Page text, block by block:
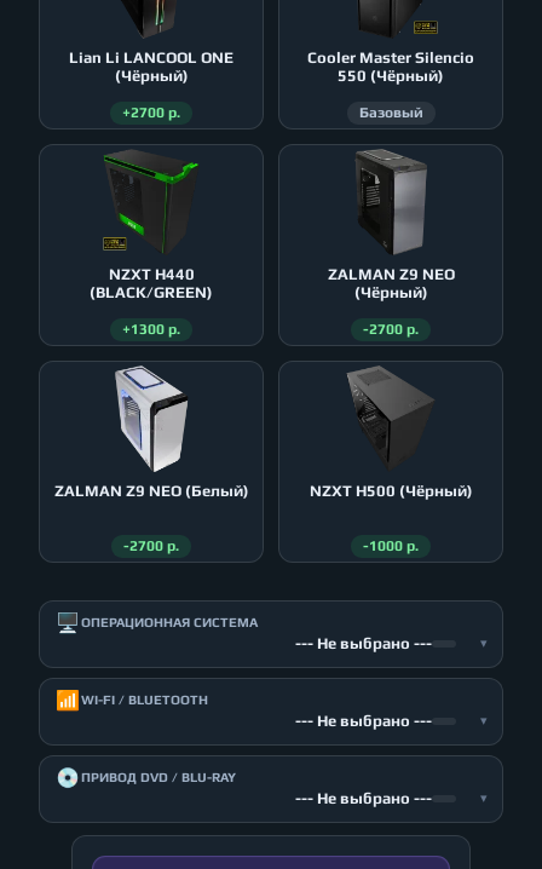
Lian Li LANCOOL ONE
(Чёрный)
+2700 р.
Cooler Master Silencio
550 (Чёрный)
Базовый
NZXT H440
(BLACK/GREEN)
+1300 р.
ZALMAN Z9 NEO
(Чёрный)
-2700 р.
ZALMAN Z9 NEO (Белый)
-2700 р.
NZXT H500 (Чёрный)
-1000 р.
🖥️ ОПЕРАЦИОННАЯ СИСТЕМА
--- Не выбрано --- ▾
📶 WI-FI / BLUETOOTH
--- Не выбрано --- ▾
💿ПРИВОД DVD / BLU-RAY
--- Не выбрано --- ▾